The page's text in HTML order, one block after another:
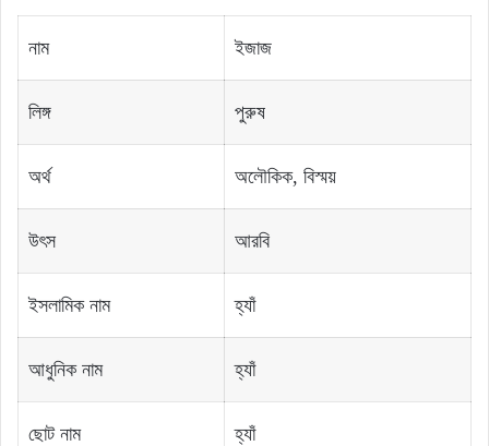
নাম ইজাজ
লিঙ্গ পুরুষ
অর্থ অলৌকিক, বিস্ময়
উৎস আরবি
ইসলামিক নাম হ্যাঁ
আধুনিক নাম হ্যাঁ
ছোট নাম হ্যাঁ